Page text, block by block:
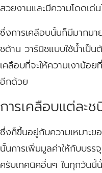
สวยงามและมีความโดดเด่
ซึ่งการเคลือบนั้นก็มีมากม
ชด้าน วาร์นิชแบบใช้น้ำเป็
เคลือบที่จะให้ความเงาน้อ
อีกด้วย
การเคลือบแต่ละ
ซึ่งก็ขึ้นอยู่กับความเหมาะ
นั้นการเพิ่มมูลค่าให้กับบร
ครับเทคนิคอื่นๆ ในทุกวันนี้